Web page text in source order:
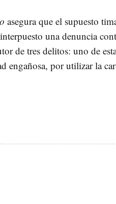
asegura que el supuesto
una denuncia
de tres delitos: uno de
engañosa, por utilizar la